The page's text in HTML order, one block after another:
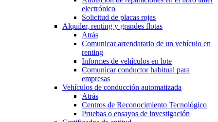
electrónico
Solicitud de placas rojas
Alquiler, renting y grandes flotas
Atrás
Comunicar arrendatario de un vehículo en
renting
Informes de vehículos en lote
Comunicar conductor habitual para
empresas
Vehículos de conducción automatizada
Atrás
Centros de Reconocimiento Tecnológico
Pruebas o ensayos de investigación